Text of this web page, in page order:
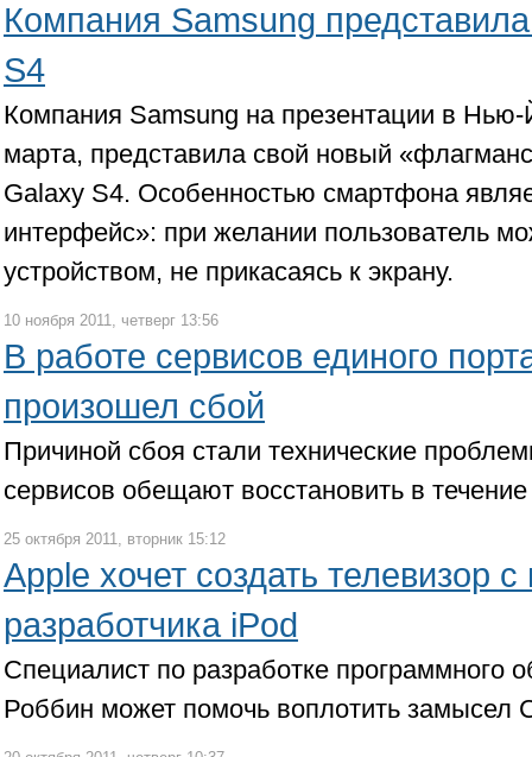
Компания Samsung
S4
Компания Samsung на презентации в Нью-
марта, представила свой новый
Galaxy S4. Особенностью смартфона
интерфейс»: при желании пользователь
устройством, не прикасаясь к экрану.
10 ноября 2011, четверг 13:56
В работе сервисов единого
произошел сбой
Причиной сбоя стали технические
сервисов обещают восстановить в
25 октября 2011, вторник 15:12
Apple хочет создать телевизор
разработчика iPod
Специалист по разработке программного
Роббин может помочь воплотить замысел